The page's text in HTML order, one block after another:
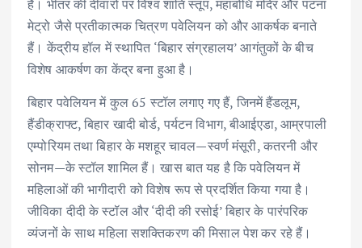
है। भीतर की दीवारों पर विश्व शांति स्तूप, महाबोधि मंदिर और पटना
मेट्रो जैसे प्रतीकात्मक चित्रण पवेलियन को और आकर्षक बनाते
हैं। केंद्रीय हॉल में स्थापित ‘बिहार संग्रहालय’ आगंतुकों के बीच
विशेष आकर्षण का केंद्र बना हुआ है।
बिहार पवेलियन में कुल 65 स्टॉल लगाए गए हैं, जिनमें हैंडलूम,
हैंडीक्राफ्ट, बिहार खादी बोर्ड, पर्यटन विभाग, बीआईएडा, आम्रपाली
एम्पोरियम तथा बिहार के मशहूर चावल—स्वर्ण मंसूरी, कतरनी और
सोनम—के स्टॉल शामिल हैं। खास बात यह है कि पवेलियन में
महिलाओं की भागीदारी को विशेष रूप से प्रदर्शित किया गया है।
जीविका दीदी के स्टॉल और ‘दीदी की रसोई’ बिहार के पारंपरिक
व्यंजनों के साथ महिला सशक्तिकरण की मिसाल पेश कर रहे हैं।